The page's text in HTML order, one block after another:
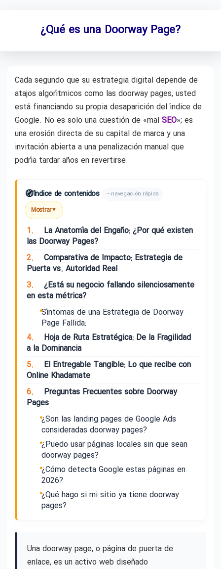
¿Qué es una Doorway Page?
Cada segundo que su estrategia digital depende de
atajos algorítmicos como las doorway pages, usted
está financiando su propia desaparición del índice de
Google. No es solo una cuestión de «mal SEO»; es
una erosión directa de su capital de marca y una
invitación abierta a una penalización manual que
podría tardar años en revertirse.
🧭Índice de contenidos – navegación rápida
Mostrar▼
1.
La Anatomía del Engaño: ¿Por qué existen
las Doorway Pages?
2.
Comparativa de Impacto: Estrategia de
Puerta vs. Autoridad Real
3.
¿Está su negocio fallando silenciosamente
en esta métrica?
Síntomas de una Estrategia de Doorway
Page Fallida:
4.
Hoja de Ruta Estratégica: De la Fragilidad
a la Dominancia
5.
El Entregable Tangible: Lo que recibe con
Online Khadamate
6.
Preguntas Frecuentes sobre Doorway
Pages
¿Son las landing pages de Google Ads
consideradas doorway pages?
¿Puedo usar páginas locales sin que sean
doorway pages?
¿Cómo detecta Google estas páginas en
2026?
¿Qué hago si mi sitio ya tiene doorway
pages?
Una doorway page, o página de puerta de
enlace, es un activo web diseñado